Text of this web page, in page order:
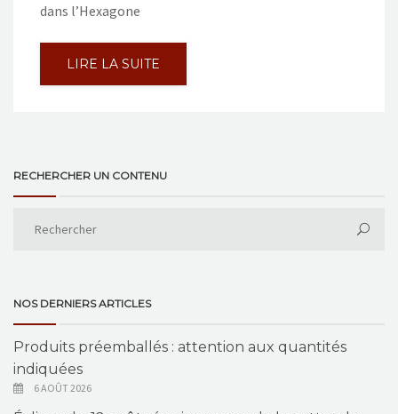
dans l’Hexagone
LIRE LA SUITE
RECHERCHER UN CONTENU
NOS DERNIERS ARTICLES
Produits préemballés : attention aux quantités
indiquées
6 AOÛT 2026